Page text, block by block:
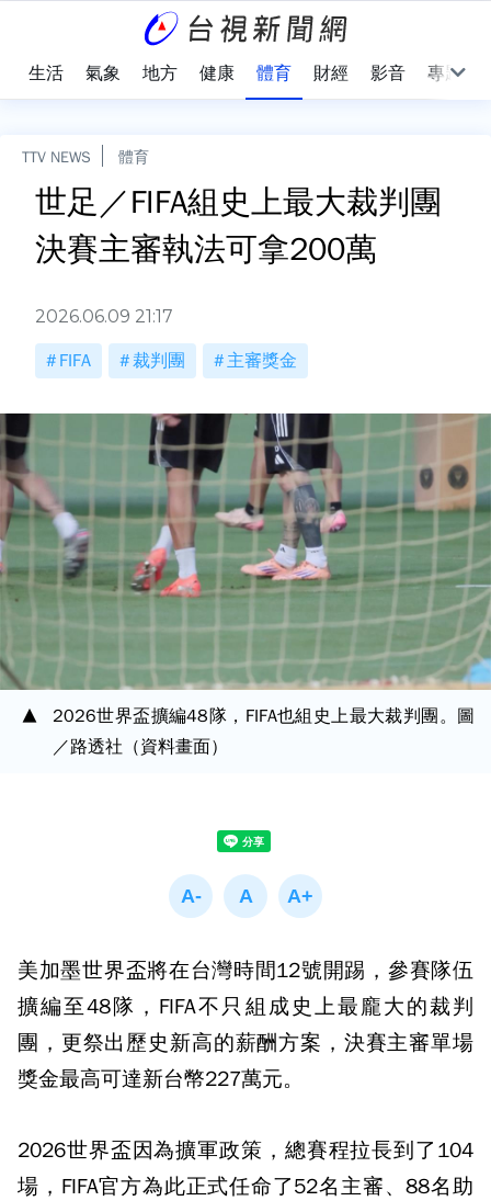
生活 氣象 地方 健康 體育 財經 影音 專題
TTV NEWS 體育
世足／FIFA組史上最大裁判團
決賽主審執法可拿200萬
2026.06.09 21:17
FIFA 裁判團 主審獎金
2026世界盃擴編48隊，FIFA也組史上最大裁判團。圖
／路透社（資料畫面）
美加墨世界盃將在台灣時間12號開踢，參賽隊伍
擴編至48隊，FIFA不只組成史上最龐大的裁判
團，更祭出歷史新高的薪酬方案，決賽主審單場
獎金最高可達新台幣227萬元。
2026世界盃因為擴軍政策，總賽程拉長到了104
場，FIFA官方為此正式任命了52名主審、88名助